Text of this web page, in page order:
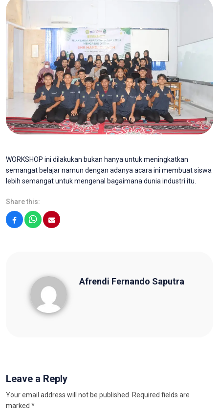
WORKSHOP ini dilakukan bukan hanya untuk meningkatkan
semangat belajar namun dengan adanya acara ini membuat siswa
lebih semangat untuk mengenal bagaimana dunia industri itu.
Share this:
Afrendi Fernando Saputra
Leave a Reply
Your email address will not be published. Required fields are
marked *